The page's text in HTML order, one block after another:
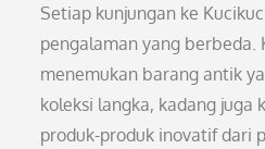
Setiap kunjungan ke
pengalaman yang berbeda.
menemukan barang antik
koleksi langka, kadang juga
produk-produk inovatif dari